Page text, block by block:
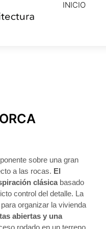
INICIO
sobre una gran
a las rocas. El
clásicabasado
control del detalle. La
organizar la vivienda
abiertas y una
rodado en un terreno